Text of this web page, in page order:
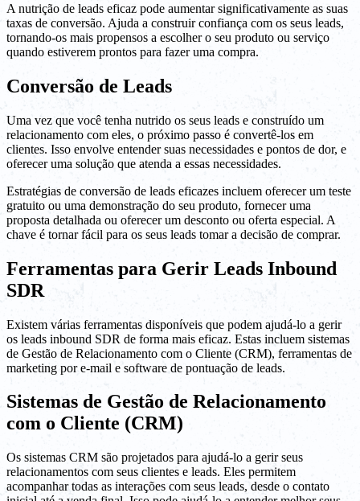
A nutrição de leads eficaz pode aumentar significativamente as suas
taxas de conversão. Ajuda a construir confiança com os seus leads,
tornando-os mais propensos a escolher o seu produto ou serviço
quando estiverem prontos para fazer uma compra.
Conversão de Leads
Uma vez que você tenha nutrido os seus leads e construído um
relacionamento com eles, o próximo passo é convertê-los em
clientes. Isso envolve entender suas necessidades e pontos de dor, e
oferecer uma solução que atenda a essas necessidades.
Estratégias de conversão de leads eficazes incluem oferecer um teste
gratuito ou uma demonstração do seu produto, fornecer uma
proposta detalhada ou oferecer um desconto ou oferta especial. A
chave é tornar fácil para os seus leads tomar a decisão de comprar.
Ferramentas para Gerir Leads Inbound
SDR
Existem várias ferramentas disponíveis que podem ajudá-lo a gerir
os leads inbound SDR de forma mais eficaz. Estas incluem sistemas
de Gestão de Relacionamento com o Cliente (CRM), ferramentas de
marketing por e-mail e software de pontuação de leads.
Sistemas de Gestão de Relacionamento
com o Cliente (CRM)
Os sistemas CRM são projetados para ajudá-lo a gerir seus
relacionamentos com seus clientes e leads. Eles permitem
acompanhar todas as interações com seus leads, desde o contato